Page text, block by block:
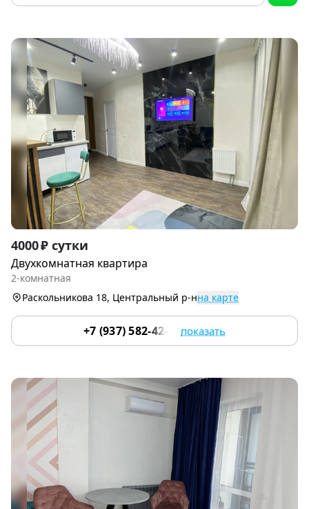
Item
1
of
9
4000 ₽ сутки
Двухкомнатная квартира
2-комнатная
Раскольникова 18, Центральный р-нна карте
+7 (937) 582-42-22 показать